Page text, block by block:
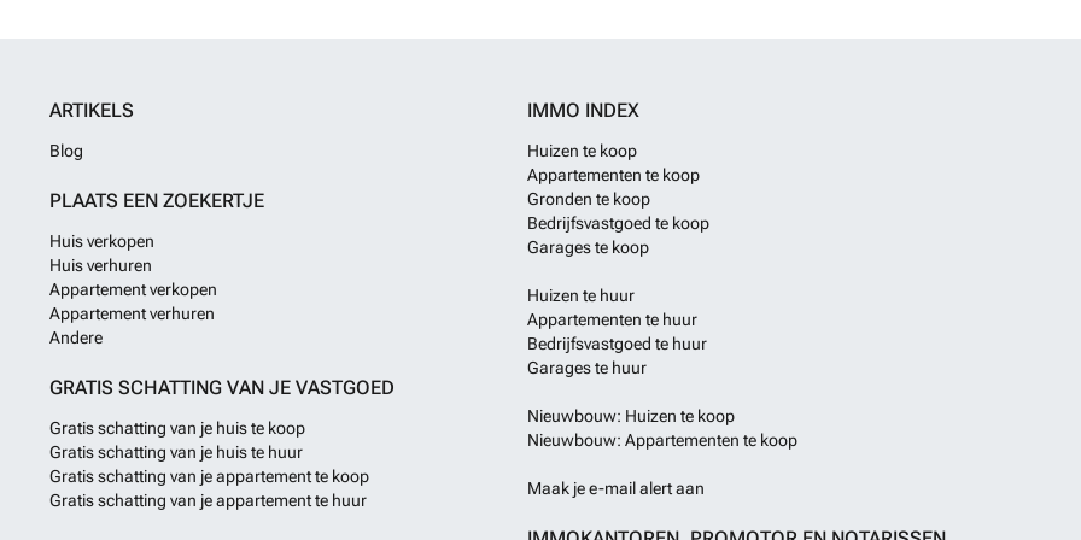
plaatsen zijn supermarkten, café’s, sportmogelijkheden en
uur en 10 minuten rijden, waardoor zowel korte verblijven als langere
periodes goed te organiseren zijn. Meer weten?
ARTIKELS
Blog
PLAATS EEN ZOEKERTJE
Huis verkopen
Huis verhuren
Appartement verkopen
Appartement verhuren
Andere
GRATIS SCHATTING VAN JE VASTGOED
Gratis schatting van je huis te koop
Gratis schatting van je huis te huur
Gratis schatting van je appartement te koop
Gratis schatting van je appartement te huur
IMMO INDEX
Huizen te koop
Appartementen te koop
Gronden te koop
Bedrijfsvastgoed te koop
Garages te koop
Huizen te huur
Appartementen te huur
Bedrijfsvastgoed te huur
Garages te huur
Nieuwbouw: Huizen te koop
Nieuwbouw: Appartementen te koop
Maak je e-mail alert aan